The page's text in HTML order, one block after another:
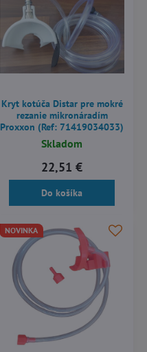
Kryt kotúča Distar pre mokré
rezanie mikronáradím
Proxxon (Ref: 71419034033)
Skladom
22,51 €
Do košíka
NOVINKA